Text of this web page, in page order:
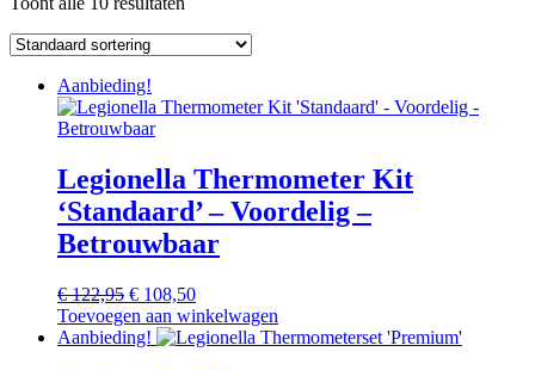
Aanbieding!
Legionella Thermometer Kit
‘Standaard’ – Voordelig –
Betrouwbaar
€122,95 Oorspronkelijke
prijs
was:
€ 108,50Huidige
prijs
is:
Toevoegen aan winkelwagen
Aanbieding!